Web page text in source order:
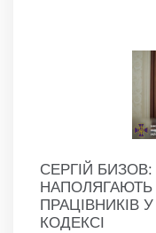
СЕРГІЙ
НАПОЛЯГАЮТЬ
ПРАЦІВНИКІВ
КОДЕКСІ